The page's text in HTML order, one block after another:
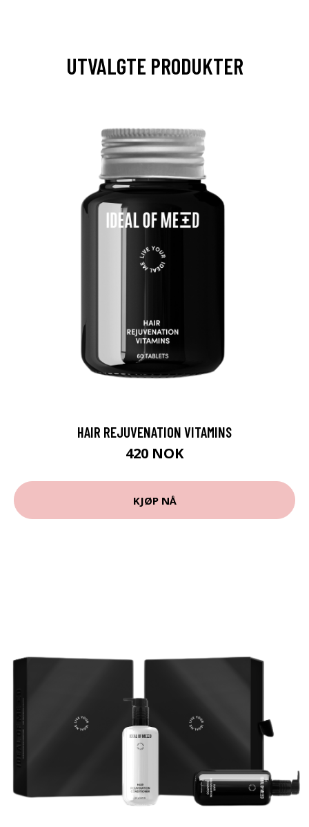
UTVALGTE PRODUKTER
HAIR REJUVENATION VITAMINS
420 NOK
KJØP NÅ